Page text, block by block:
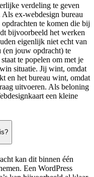
verdeling te geven
ex-webdesign bureau
te komen die bij
bijvoorbeeld het werken
eigenlijk niet echt van
(en jouw opdracht) te
te popelen om met je
situatie. Jij wint, omdat
en het bureau wint, omdat
uitvoeren. Als beloning
een kleine
kan dit binnen één
Een WordPress